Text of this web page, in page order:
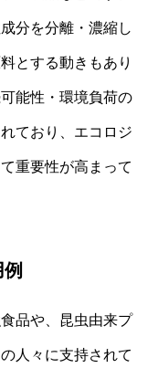
分を分離・濃縮し
とする動きもあり
能性・環境負荷の
ており、エコロジ
重要性が高まって
品や、昆虫由来プ
人々に支持されて